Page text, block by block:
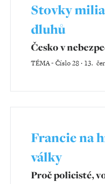
Stovky
dluhů
Česko v
TÉMA-Číslo 28 ‧ 13.
Francie na
války
Proč policisté,